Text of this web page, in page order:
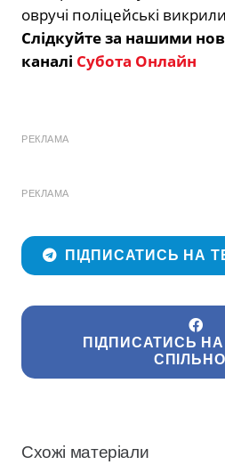
Слідкуйте за нашими
каналі Субота Онлайн
РЕКЛАМА
РЕКЛАМА
ПІДПИСАТИСЬ НА
ПІДПИСАТИСЬ НА
Схожі матеріали